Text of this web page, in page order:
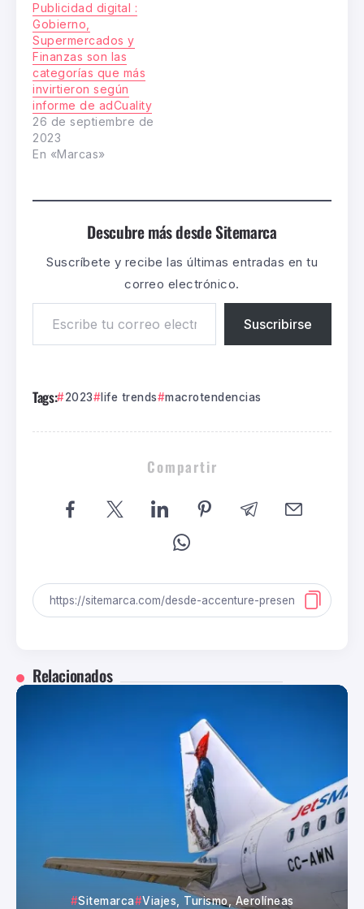
Publicidad digital :
Gobierno,
Supermercados y
Finanzas son las
categorías que más
invirtieron según
informe de adCuality
26 de septiembre de
2023
En «Marcas»
Descubre más desde Sitemarca
Suscríbete y recibe las últimas entradas en tu
correo electrónico.
Suscribirse
Tags: 2023 life trends macrotendencias
Compartir
Relacionados
Sitemarca Viajes, Turismo, Aerolíneas